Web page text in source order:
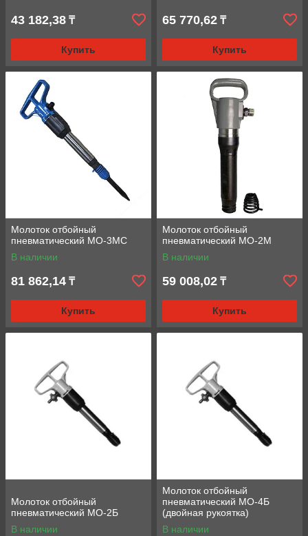
43 182,38 ₸
Купить
65 770,62 ₸
Купить
Молоток отбойный
пневматический МО-3МС
В наличии
81 862,14 ₸
Купить
Молоток отбойный
пневматический МО-2М
В наличии
59 008,02 ₸
Купить
Молоток отбойный
пневматический МО-2Б
В наличии
Молоток отбойный
пневматический МО-4Б
(двойная рукоятка)
В наличии